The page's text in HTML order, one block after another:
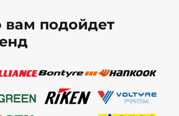
подойдет